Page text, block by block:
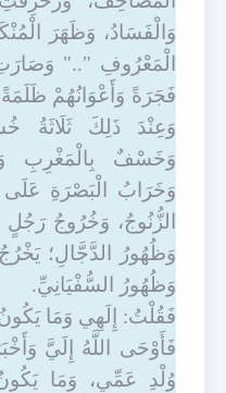
وَالْفَسَادُ، وَظَهَرَ
الْمَعْرُوفِ ".." وَصَارَتِ
فَجَرَةً وَأَعْوَانُهُمْ
وَعِنْدَ ذَلِكَ
وَخَسْفٌ بِالْمَغْرِبِ
وَخَرَابُ الْبَصْرَةِ عَلَى
الزُّنُوجُ، وَخُرُوجُ
وَظُهُورُ الدَّجَّالِ؛
وَظُهُورُ السُّفْيَانِيِّ.
فَقُلْتُ: إِلَهِي وَمَا
فَأَوْحَى اللَّهُ إِلَيَّ
وُلْدِ عَمِّي، وَمَا